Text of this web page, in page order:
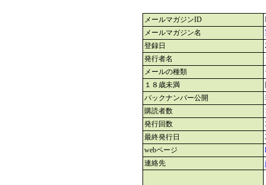
メールマガジンID
メールマガジン名
登録日
発行者名
メールの種類
１８歳未満
バックナンバー公開
購読者数
発行回数
最終発行日
webページ
連絡先